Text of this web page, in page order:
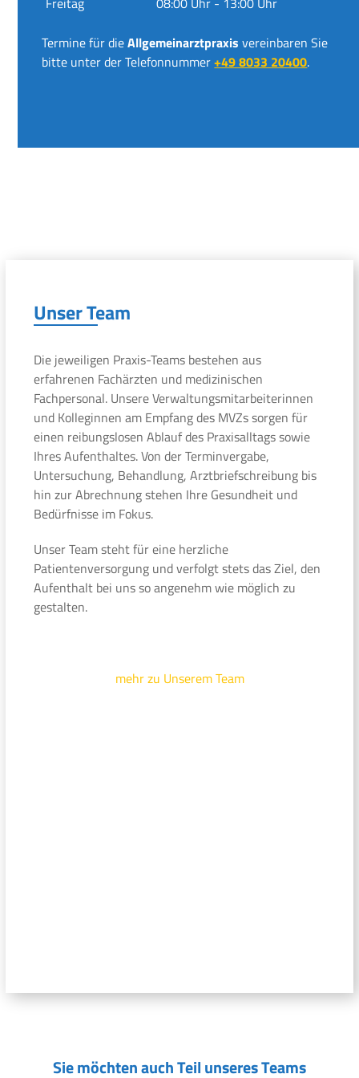
Termine für dieAllgemeinarztpraxis vereinbaren Sie
bitte unter der Telefonnummer+49 8033 20400.
Unser Team
Die jeweiligen Praxis-Teams bestehen aus
erfahrenen Fachärzten und medizinischen
Fachpersonal. Unsere Verwaltungsmitarbeiterinnen
und Kolleginnen am Empfang des MVZs sorgen für
einen reibungslosen Ablauf des Praxisalltags sowie
Ihres Aufenthaltes. Von der Terminvergabe,
Untersuchung, Behandlung, Arztbriefschreibung bis
hin zur Abrechnung stehen Ihre Gesundheit und
Bedürfnisse im Fokus.
Unser Team steht für eine herzliche
Patientenversorgung und verfolgt stets das Ziel, den
Aufenthalt bei uns so angenehm wie möglich zu
gestalten.
mehr zu Unserem Team
Sie möchten auch Teil unseres Teams